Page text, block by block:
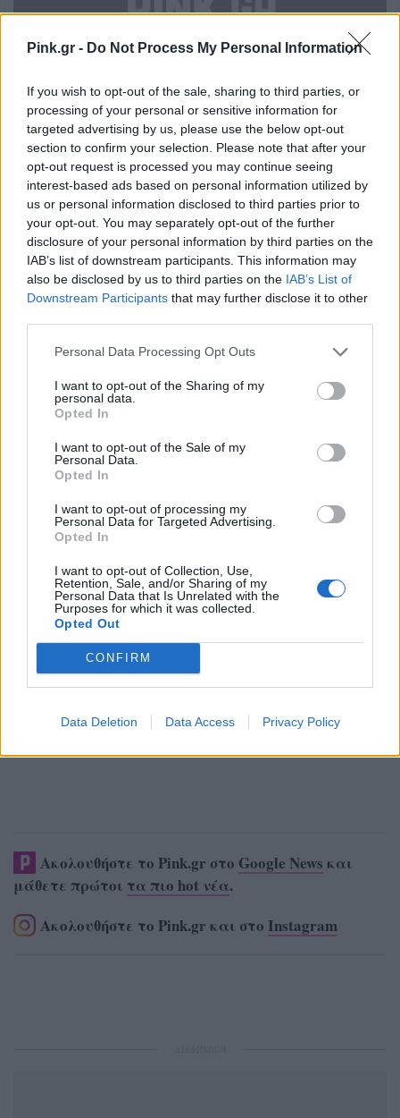
Pink.gr - Do Not Process My Personal Information
If you wish to opt-out of the sale, sharing to third parties, or
processing of your personal or sensitive information for
targeted advertising by us, please use the below opt-out
section to confirm your selection. Please note that after your
opt-out request is processed you may continue seeing
interest-based ads based on personal information utilized by
us or personal information disclosed to third parties prior to
your opt-out. You may separately opt-out of the further
disclosure of your personal information by third parties on the
IAB’s list of downstream participants. This information may
also be disclosed by us to third parties on the IAB’s List of
Downstream Participants that may further disclose it to other
Personal Data Processing Opt Outs
I want to opt-out of the Sharing of my
personal data.
Opted In
I want to opt-out of the Sale of my
Personal Data.
Opted In
I want to opt-out of processing my
Personal Data for Targeted Advertising.
Opted In
I want to opt-out of Collection, Use,
Retention, Sale, and/or Sharing of my
Personal Data that Is Unrelated with the
Purposes for which it was collected.
Opted Out
CONFIRM
Data Deletion Data Access Privacy Policy
Ακολουθήστε το Pink.gr στο Google News και
μάθετε πρώτοι τα πιο hot νέα.
Ακολουθήστε το Pink.gr και στο Instagram